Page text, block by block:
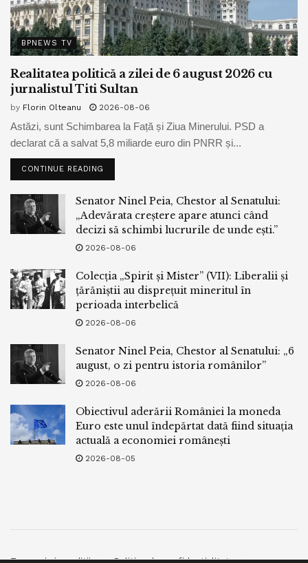
BPNEWS TV
Realitatea politică a zilei de 6 august 2026 cu
jurnalistul Titi Sultan
by Florin Olteanu 2026-08-06
Astăzi, sunt Schimbarea la Față și Ziua Minerului. PSD a
declarat că a salvat 5,8 miliarde euro din PNRR și...
CONTINUE READING
Senator Ninel Peia, Chestor al Senatului:
„Adevărata creștere apare atunci când
decizi să schimbi lucrurile de unde ești.”
2026-08-06
Colecția „Spirit și Mister” (VII): Liberalii și
țărăniștii au disprețuit mineritul în
perioada interbelică
2026-08-06
Senator Ninel Peia, Chestor al Senatului: „6
august, o zi pentru istoria românilor”
2026-08-06
Obiectivul aderării României la moneda
Euro este unul îndepărtat dată fiind situația
actuală a economiei românești
2026-08-05